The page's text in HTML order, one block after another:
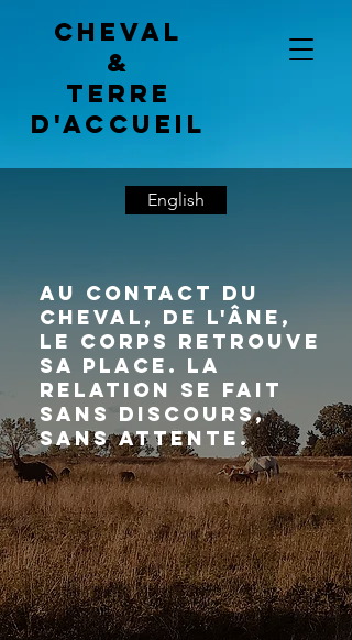
Cheval
&
terre
d'accueil
English
Au contact du
cheval, de l'âne,
le corps retrouve
sa place. La
relation se fait
sans discours,
sans attente.